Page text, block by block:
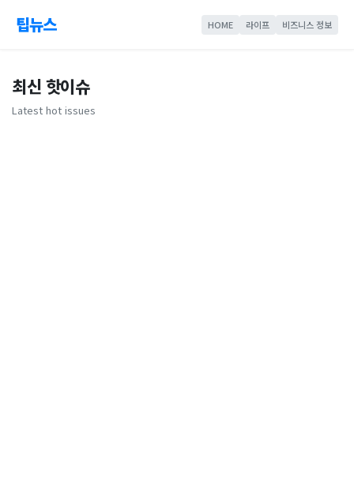
팁뉴스 HOME 라이프 비즈니스 정보
최신 핫이슈
Latest hot issues